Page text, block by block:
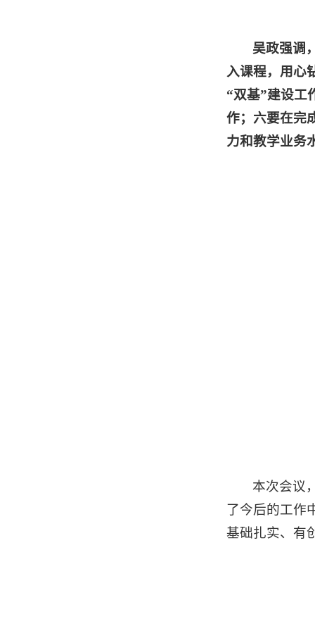
吴政强调
入课程，用心
“双基”建设工
作；六要在完
力和教学业务
本次会议
了今后的工作
基础扎实、有